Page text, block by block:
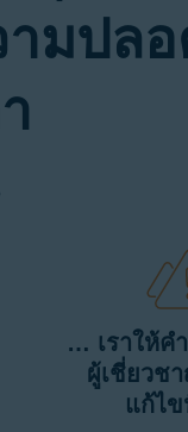
มปล
… เราให้ค
ผู้เชี่ยวช
แก้ไ